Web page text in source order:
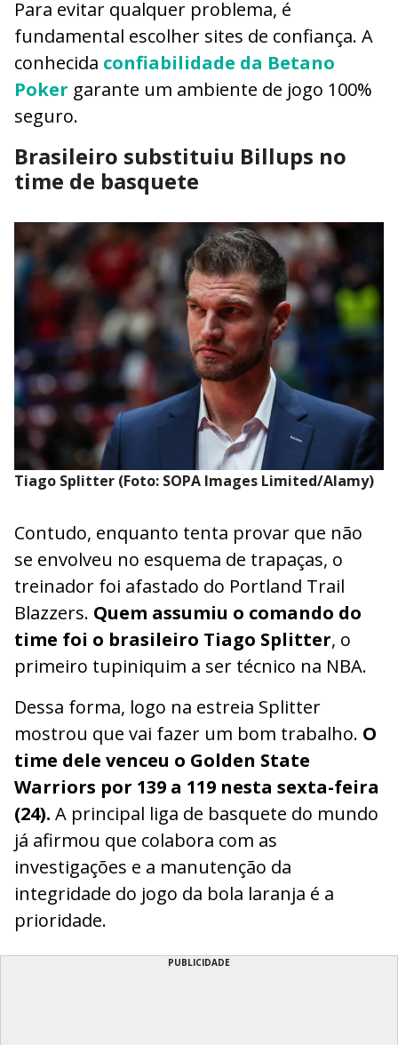
Para evitar qualquer problema, é
fundamental escolher sites de confiança. A
conhecida confiabilidade da Betano
Poker garante um ambiente de jogo 100%
seguro.
Brasileiro substituiu Billups no
time de basquete
Tiago Splitter (Foto: SOPA Images Limited/Alamy)
Contudo, enquanto tenta provar que não
se envolveu no esquema de trapaças, o
treinador foi afastado do Portland Trail
Blazzers. Quem assumiu o comando do
time foi o brasileiro Tiago Splitter, o
primeiro tupiniquim a ser técnico na NBA.
Dessa forma, logo na estreia Splitter
mostrou que vai fazer um bom trabalho. O
time dele venceu o Golden State
Warriors por 139 a 119 nesta sexta-feira
(24). A principal liga de basquete do mundo
já afirmou que colabora com as
investigações e a manutenção da
integridade do jogo da bola laranja é a
prioridade.
PUBLICIDADE